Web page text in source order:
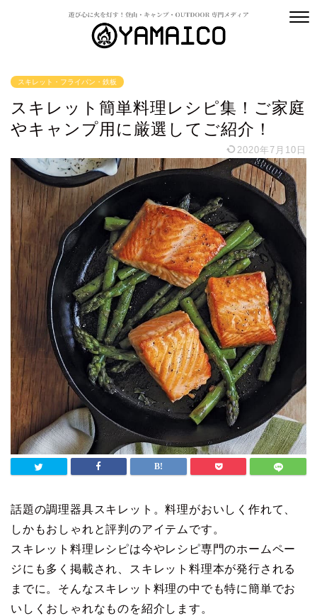
スキレット・フライパン・鉄板
スキレット簡単料理レシピ集！ご家庭
やキャンプ用に厳選してご紹介！
2020年7月10日
話題の調理器具スキレット。料理がおいしく作れて、
しかもおしゃれと評判のアイテムです。
スキレット料理レシピは今やレシピ専門のホームペー
ジにも多く掲載され、スキレット料理本が発行される
までに。そんなスキレット料理の中でも特に簡単でお
いしくおしゃれなものを紹介します。